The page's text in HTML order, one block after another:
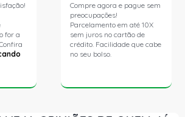
for a
Compre agora e pague sem
preocupações!
Parcelamento em até 10X
sem juros no cartão de
crédito. Facilidade que cabe
no seu bolso.